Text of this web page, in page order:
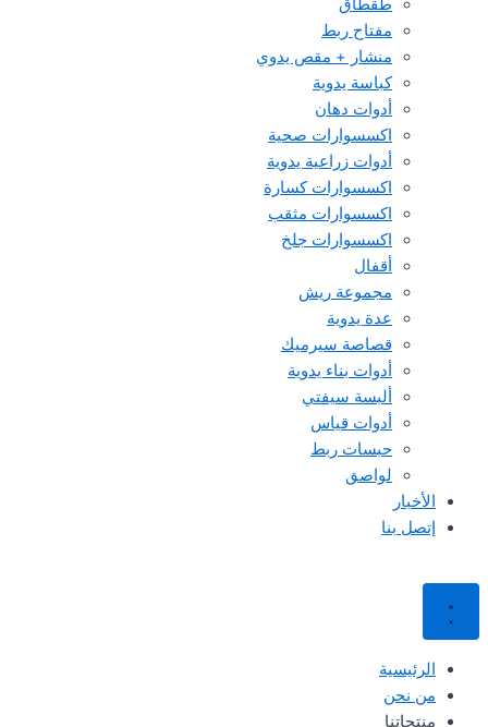
طقطاق
مفتاح ربط
منشار + مقص يدوي
كباسة يدوية
أدوات دهان
اكسسوارات صحية
أدوات زراعية يدوية
اكسسوارات كسارة
اكسسوارات مثقب
اكسسوارات جلخ
أقفال
مجموعة ريش
عدة يدوية
قصاصة سيرميك
أدوات بناء يدوية
ألبسة سيفتي
أدوات قياس
حبسات ربط
لواصق
الأخبار
إتصل بنا
الرئيسية
من نحن
منتجاتنا